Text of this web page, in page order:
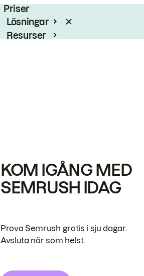
Priser
Lösningar
Resurser
KOM IGÅNG MED
SEMRUSH IDAG
Prova Semrush gratis i sju dagar.
Avsluta när som helst.